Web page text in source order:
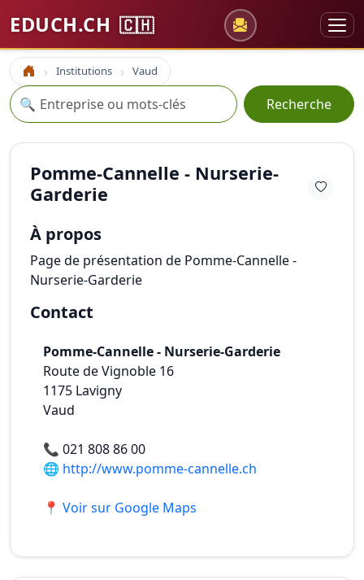
EDUCH.CH 🇨🇭
Accueil Institutions Vaud
Recherche
🔍 Recherche
Pomme-Cannelle - Nurserie-
Garderie
À propos
Page de présentation de Pomme-Cannelle -
Nurserie-Garderie
Contact
Pomme-Cannelle - Nurserie-Garderie
Route de Vignoble 16
1175 Lavigny
Vaud
📞 021 808 86 00
🌐 http://www.pomme-cannelle.ch
📍 Voir sur Google Maps